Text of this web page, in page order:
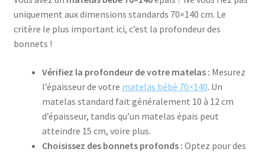
uniquement aux dimensions standards 70×140 cm. Le
critère le plus important ici, c’est la profondeur des
bonnets !
Vérifiez la profondeur de votre matelas : Mesurez
l’épaisseur de votre matelas bébé 70×140. Un
matelas standard fait généralement 10 à 12 cm
d’épaisseur, tandis qu’un matelas épais peut
atteindre 15 cm, voire plus.
Choisissez des bonnets profonds : Optez pour des